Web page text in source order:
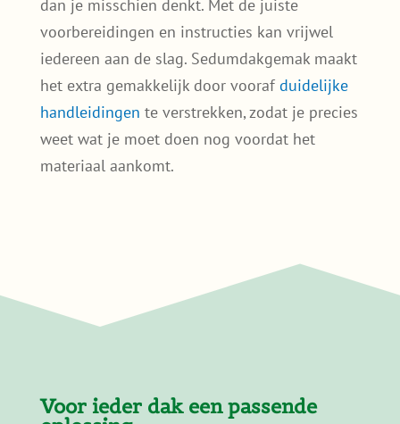
dan je misschien denkt. Met de juiste
voorbereidingen en instructies kan vrijwel
iedereen aan de slag. Sedumdakgemak maakt
het extra gemakkelijk door vooraf duidelijke
handleidingen te verstrekken, zodat je precies
weet wat je moet doen nog voordat het
materiaal aankomt.
Voor ieder dak een passende